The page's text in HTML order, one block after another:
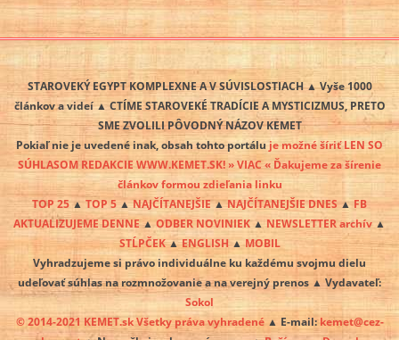
STAROVEKÝ EGYPT KOMPLEXNE A V SÚVISLOSTIACH ▲ Vyše 1000
článkov a videí ▲ CTÍME STAROVEKÉ TRADÍCIE A MYSTICIZMUS, PRETO
SME ZVOLILI PÔVODNÝ NÁZOV KEMET
Pokiaľ nie je uvedené inak, obsah tohto portálu je možné šíriť LEN SO
SÚHLASOM REDAKCIE WWW.KEMET.SK! » VIAC « Ďakujeme za šírenie
článkov formou zdieľania linku
TOP 25 ▲ TOP 5▲NAJČÍTANEJŠIE▲NAJČÍTANEJŠIE DNES ▲FB
AKTUALIZUJEME DENNE▲ODBER NOVINIEK▲ NEWSLETTER archív ▲
STĹPČEK▲ENGLISH▲MOBIL
Vyhradzujeme si právo individuálne ku každému svojmu dielu
udeľovať súhlas na rozmnožovanie a na verejný prenos ▲ Vydavateľ:
Sokol
© 2014-2021 KEMET.sk Všetky práva vyhradené▲ E-mail: kemet@cez-